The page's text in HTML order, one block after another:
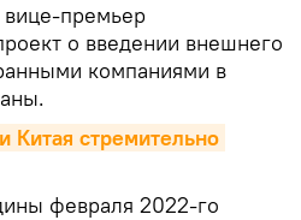
премьер
о введении внешнего
компаниями в
Китая стремительно
февраля 2022-го